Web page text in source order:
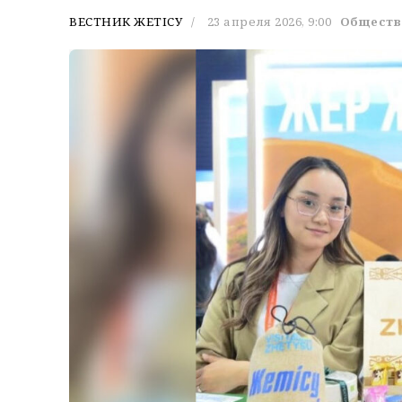
ВЕСТНИК ЖЕТІСУ 23 апреля 2026, 9:00